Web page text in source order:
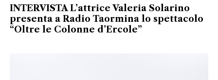
INTERVISTA L’attrice Valeria Solarino
presenta a Radio Taormina lo spettacolo
“Oltre le Colonne d’Ercole”